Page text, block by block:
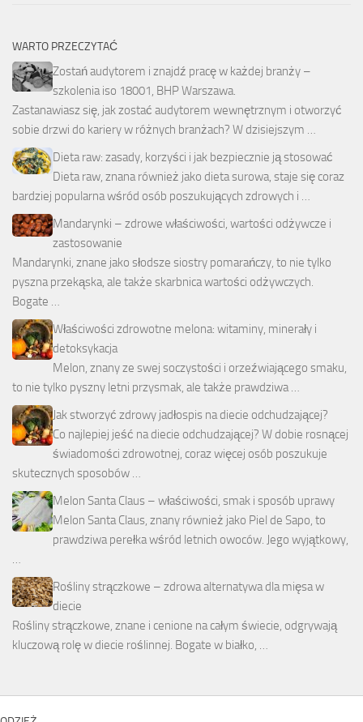
WARTO PRZECZYTAĆ
Zostań audytorem i znajdź pracę w każdej branży –
szkolenia iso 18001, BHP Warszawa.
Zastanawiasz się, jak zostać audytorem wewnętrznym i otworzyć
sobie drzwi do kariery w różnych branżach? W dzisiejszym …
Dieta raw: zasady, korzyści i jak bezpiecznie ją stosować
Dieta raw, znana również jako dieta surowa, staje się coraz
bardziej popularna wśród osób poszukujących zdrowych i …
Mandarynki – zdrowe właściwości, wartości odżywcze i
zastosowanie
Mandarynki, znane jako słodsze siostry pomarańczy, to nie tylko
pyszna przekąska, ale także skarbnica wartości odżywczych.
Bogate …
Właściwości zdrowotne melona: witaminy, minerały i
detoksykacja
Melon, znany ze swej soczystości i orzeźwiającego smaku,
to nie tylko pyszny letni przysmak, ale także prawdziwa …
Jak stworzyć zdrowy jadłospis na diecie odchudzającej?
Co najlepiej jeść na diecie odchudzającej? W dobie rosnącej
świadomości zdrowotnej, coraz więcej osób poszukuje
skutecznych sposobów …
Melon Santa Claus – właściwości, smak i sposób uprawy
Melon Santa Claus, znany również jako Piel de Sapo, to
prawdziwa perełka wśród letnich owoców. Jego wyjątkowy,
…
Rośliny strączkowe – zdrowa alternatywa dla mięsa w
diecie
Rośliny strączkowe, znane i cenione na całym świecie, odgrywają
kluczową rolę w diecie roślinnej. Bogate w białko, …